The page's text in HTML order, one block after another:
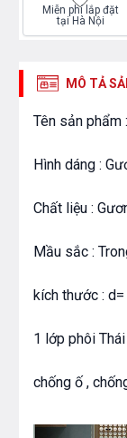
Miễn phí lắp đặt
tại Hà Nội
MÔ TẢ
Tên sản phẩm
Hình dáng :
Chất liệu :
Mầu sắc :
kích thước :
1 lớp phôi
chống ố ,